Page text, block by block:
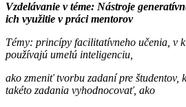
Vzdelávanie v téme: Nástroje
ich využitie v práci mentorov
Témy: princípy facilitatívneho učenia, v
používajú umelú inteligenciu,
ako zmeniť tvorbu zadaní pre študentov,
takéto zadania vyhodnocovať, ako